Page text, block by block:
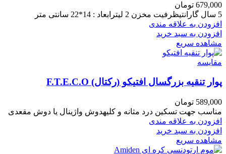
679,000 تومان
5 سال گارانتیظرفیت مخزن 2 لیترابعاد : 14*22 سانتی متر
افزودن به علاقه مندی
افزودن به سبد خرید
مشاهده سریع
مقایسه
پوار تنقیه بزرگسال افتیکو (رکتال) F.T.E.C.O
589,000 تومان
مناسب جهت تسکین درد مثانه و کلیهدوش واژینال یا دوش مقعدی
افزودن به علاقه مندی
افزودن به سبد خرید
مشاهده سریع